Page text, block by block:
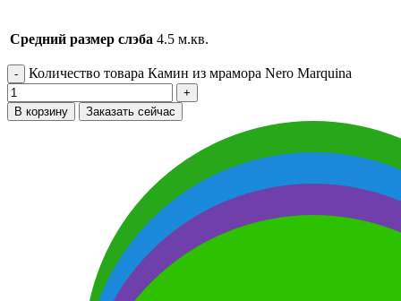
Средний размер слэба 4.5 м.кв.
Количество товара Камин из мрамора Nero Marquina
В корзину Заказать сейчас